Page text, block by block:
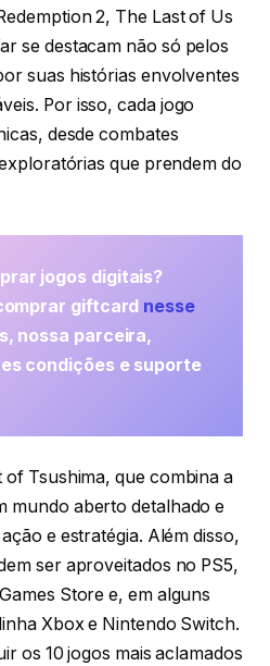
2, The Last of Us
se destacam não só pelos
suas histórias envolventes
Por isso, cada jogo
desde combates
que prendem do
jogos digitais?
giftcard nesse
nossa parceira,
condições e suporte
Tsushima, que combina a
mundo aberto detalhado e
e estratégia. Além disso,
ser aproveitados no PS5,
Store e, em alguns
Xbox e Nintendo Switch.
os 10 jogos mais aclamados